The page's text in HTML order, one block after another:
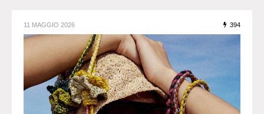
11 MAGGIO 2026 394